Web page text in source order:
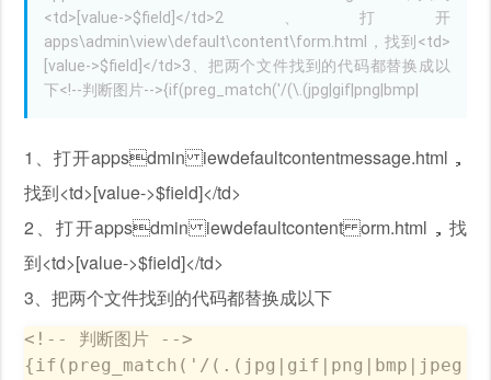
<td>[value->$field]</td>2、打开
apps\admin\view\default\content\form.html，找到<td>
[value->$field]</td>3、把两个文件找到的代码都替换成以
下<!--判断图片-->{if(preg_match('/(\.(jpg|gif|png|bmp|
1、打开appsdmin iewdefaultcontentmessage.html，
找到<td>[value->$field]</td>
2、打开appsdmin iewdefaultcontent orm.html，找
到<td>[value->$field]</td>
3、把两个文件找到的代码都替换成以下
<!-- 判断图片 -->
{if(preg_match('/